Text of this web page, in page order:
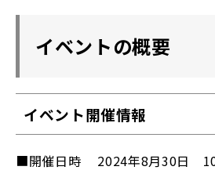
イベントの概要
イベント開催情報
■開催日時 2024年8月30日